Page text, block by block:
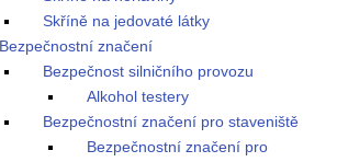
Skříně na jedovaté látky
Bezpečnostní značení
Bezpečnost silničního provozu
Alkohol testery
Bezpečnostní značení pro staveniště
Bezpečnostní značení pro